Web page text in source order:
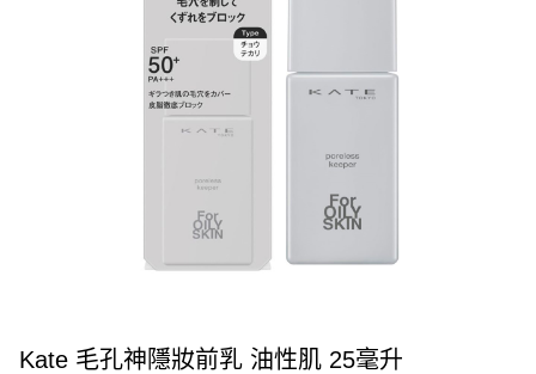
Kate 毛孔神隱妝前乳 油性肌 25毫升